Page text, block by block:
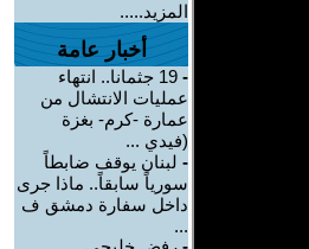
المزيد.....
أخبار عامة
-
19 جثمانا.. انتهاء
عمليات الانتشال من
عمارة -كرم- بغزة
(فيدي ...
- لبنان يوقف ضابطاً
سورياً سابقاً.. ماذا جرى
داخل سفارة دمشق ف
...